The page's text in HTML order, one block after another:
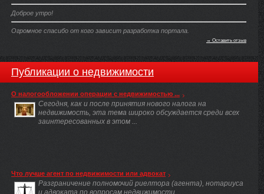
Доброе утро!
Огромное спасибо от кого зависит разработка портала.
→ Оставить отзыв
Публикации о недвижимости
О налогообложении операции с недвижимостью ...
Сегодня, как и после принятия нового налога на
недвижимость, эта тема широко обсуждается среди всех
заинтересованных в этом ...
Что лучше агент по недвижимости или адвокат
Разграничение полномочий риелтора (агента), нотариуса
и адвоката по вопросам недвижимости.